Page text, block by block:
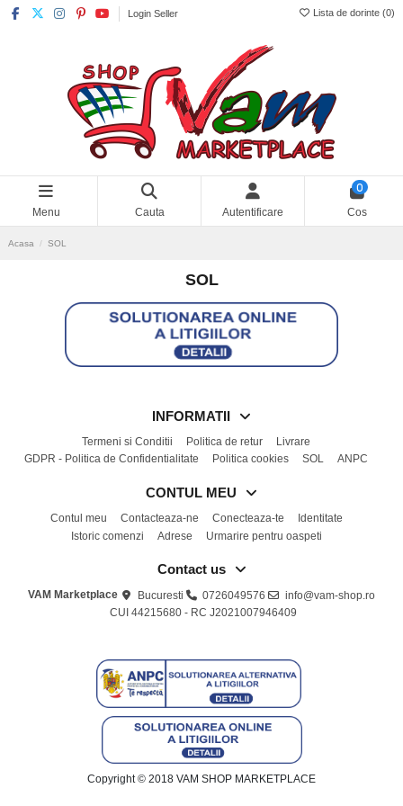
Login Seller Lista de dorinte (0)
Menu Cauta Autentificare
0
Cos
Acasa SOL
SOL
INFORMATII
Termeni si Conditii Politica de retur
Livrare
GDPR - Politica de Confidentialitate
Politica cookies SOL ANPC
CONTUL MEU
Contul meu Contacteaza-ne Conecteaza-te
Identitate
Istoric comenzi
Adrese Urmarire pentru oaspeti
Contact us
VAM Marketplace Bucuresti 0726049576
info@vam-shop.ro
CUI 44215680 - RC J2021007946409
Copyright © 2018 VAM SHOP MARKETPLACE